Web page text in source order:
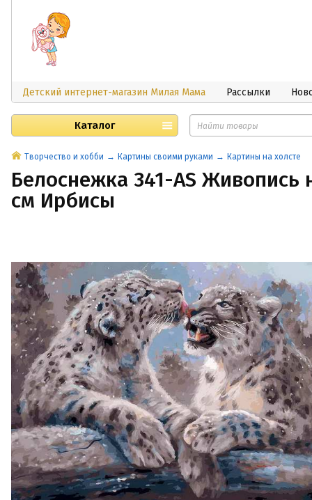
Детский интернет-магазин Милая Мама Рассылки
Каталог
Творчество и хобби Картины своими руками Картины на холсте
Белоснежка 341-AS Живопись
см Ирбисы